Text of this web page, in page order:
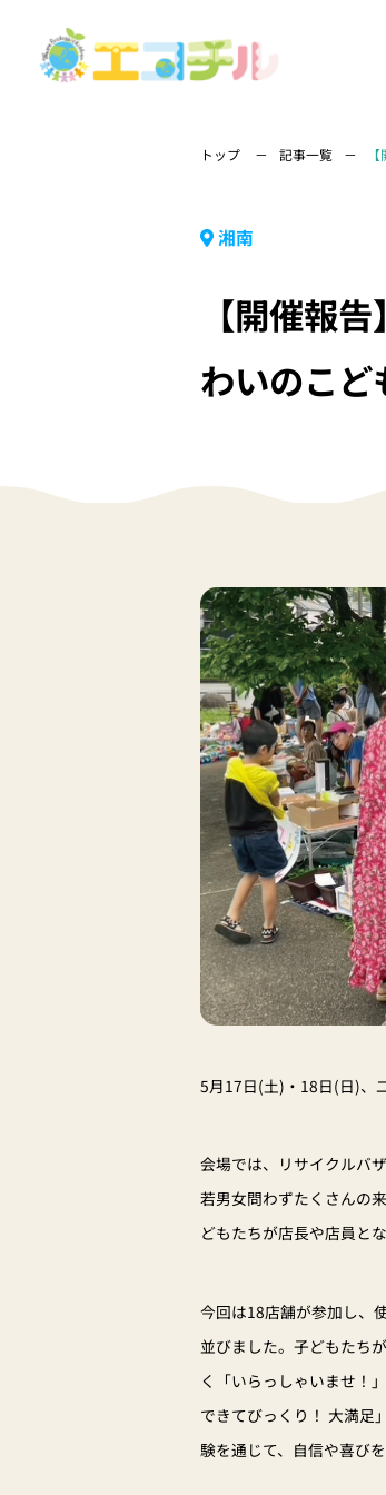
トップ 記事一覧
湘南
【開催報
わいのこど
5月17日(土)・18日(日)、
会場では、リサイクルバ
若男女問わずたくさんの
どもたちが店長や店員と
今回は18店舗が参加し、
並びました。子どもたち
く「いらっしゃいませ！
できてびっくり！ 大満足
験を通じて、自信や喜び